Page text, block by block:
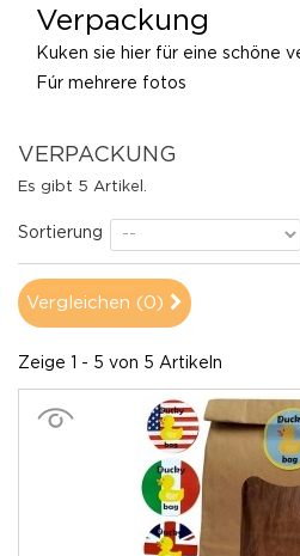
Verpackung
Kuken sie hier für eine schöne
Fúr mehrere fotos
VERPACKUNG
Es gibt 5 Artikel.
Sortierung
Vergleichen (0)
Zeige 1 - 5 von 5 Artikeln